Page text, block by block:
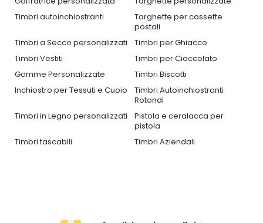
Timbri autoinchiostranti
Targhette per cassette
postali
Timbri a Secco personalizzati
Timbri per Ghiacco
Timbri Vestiti
Timbri per Cioccolato
Gomme Personalizzate
Timbri Biscotti
Inchiostro per Tessuti e Cuoio
Timbri Autoinchiostranti
Rotondi
Timbri in Legno personalizzati
Pistola e ceralacca per
pistola
Timbri tascabili
Timbri Aziendali